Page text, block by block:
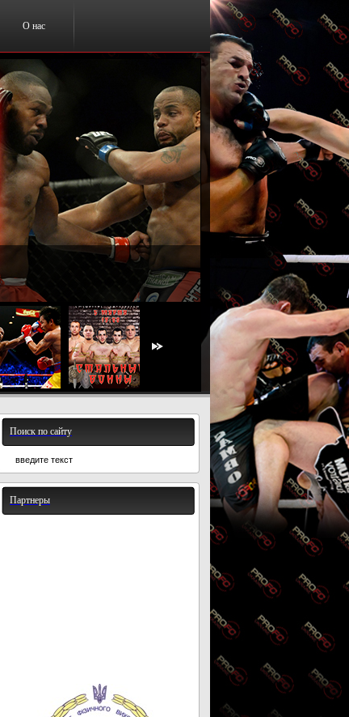
О нас
Поиск по сайту
Партнеры